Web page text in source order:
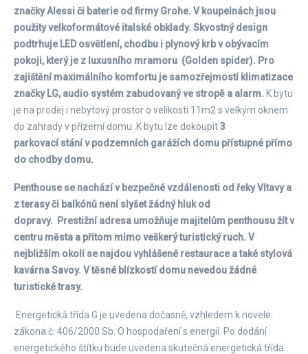
značky Alessi či baterie od firmy Grohe. V koupelnách jsou
použity velkoformátové italské obklady. Skvostný design
podtrhuje LED osvětlení, chodbu i plynový krb v obývacím
pokoji, který je z luxusního mramoru (Golden spider). Pro
zajištění maximálního komfortu je samozřejmostí klimatizace
značky LG, audio systém zabudovaný ve stropě a alarm. K bytu
je na prodej i nebytový prostor o velikosti 11m2 s velkým oknem
do zahrady v přízemí domu .K bytu lze dokoupit3
parkovací stání v podzemních garážích domu přístupné přímo
do chodby domu.
Penthouse se nachází v bezpečné vzdálenosti od řeky Vltavy a
z terasy či balkónů není slyšet žádný hluk od
dopravy. Prestižní adresa umožňuje majitelům penthousu žít v
centru města a přitom mimo veškerý turistický ruch. V
nejbližším okolí se najdou vyhlášené restaurace a také stylová
kavárna Savoy. V těsné blízkostí domu nevedou žádné
turistické trasy.
Energetická třída G je uvedena dočasně, vzhledem k novele
zákona č. 406/2000 Sb. O hospodaření s energií. Po dodání
energetického štítku bude uvedena skutečná energetická třída